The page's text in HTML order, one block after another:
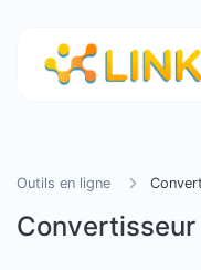
Outils en ligne